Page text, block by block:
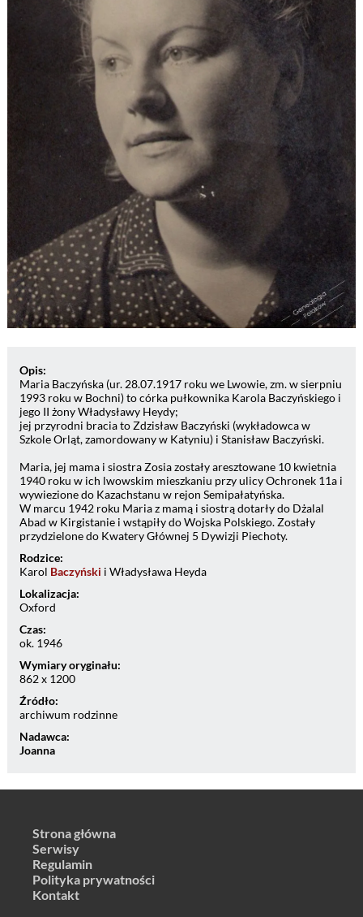
Opis:
Maria Baczyńska (ur. 28.07.1917 roku we Lwowie, zm. w sierpniu
1993 roku w Bochni) to córka pułkownika Karola Baczyńskiego i
jego II żony Władysławy Heydy;
jej przyrodni bracia to Zdzisław Baczyński (wykładowca w
Szkole Orląt, zamordowany w Katyniu) i Stanisław Baczyński.
Maria, jej mama i siostra Zosia zostały aresztowane 10 kwietnia
1940 roku w ich lwowskim mieszkaniu przy ulicy Ochronek 11a i
wywiezione do Kazachstanu w rejon Semipałatyńska.
W marcu 1942 roku Maria z mamą i siostrą dotarły do Dżalal
Abad w Kirgistanie i wstąpiły do Wojska Polskiego. Zostały
przydzielone do Kwatery Głównej 5 Dywizji Piechoty.
Rodzice:
Karol Baczyński i Władysława Heyda
Lokalizacja:
Oxford
Czas:
ok. 1946
Wymiary oryginału:
862 x 1200
Źródło:
archiwum rodzinne
Nadawca:
Joanna
Strona główna
Serwisy
Regulamin
Polityka prywatności
Kontakt